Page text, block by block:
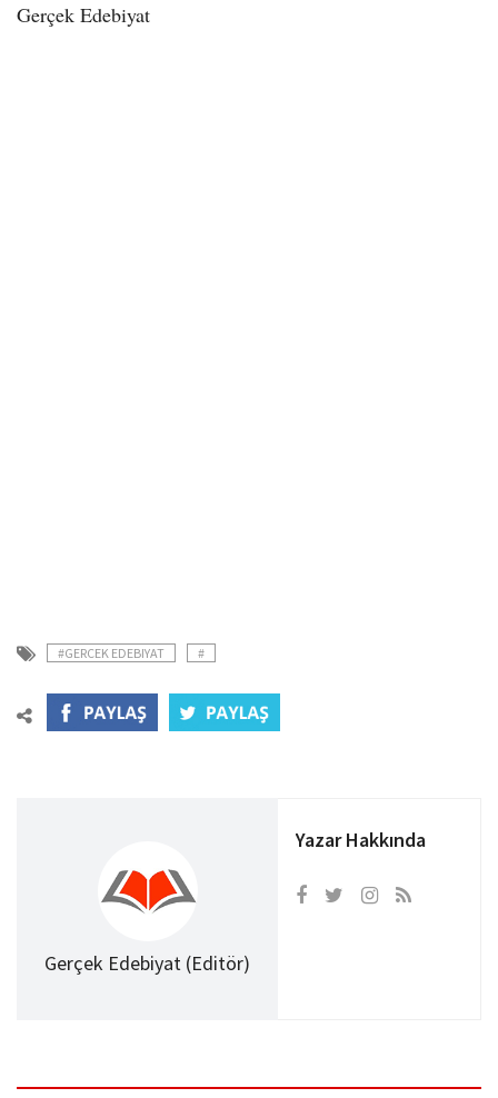
Gerçek Edebiyat
#GERCEK EDEBIYAT #
Gerçek Edebiyat (Editör)
Yazar Hakkında